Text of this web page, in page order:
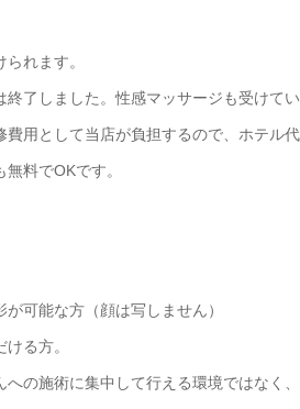
れます。
了しました。性感マッサージも受けて
費用として当店が負担するので、ホテル代
料でOKです。
可能な方（顔は写しません）
る方。
への施術に集中して行える環境ではなく